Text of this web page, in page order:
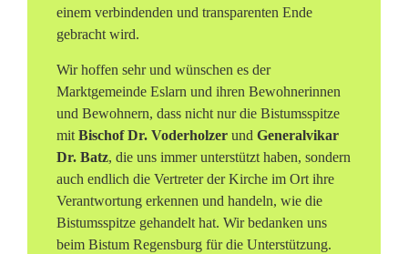
einem verbindenden und transparenten Ende
gebracht wird.
Wir hoffen sehr und wünschen es der
Marktgemeinde Eslarn und ihren Bewohnerinnen
und Bewohnern, dass nicht nur die Bistumsspitze
mit Bischof Dr. Voderholzer und Generalvikar
Dr. Batz, die uns immer unterstützt haben, sondern
auch endlich die Vertreter der Kirche im Ort ihre
Verantwortung erkennen und handeln, wie die
Bistumsspitze gehandelt hat. Wir bedanken uns
beim Bistum Regensburg für die Unterstützung.